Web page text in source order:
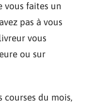
vous faites un
pas à vous
vous
ou sur
courses du mois,